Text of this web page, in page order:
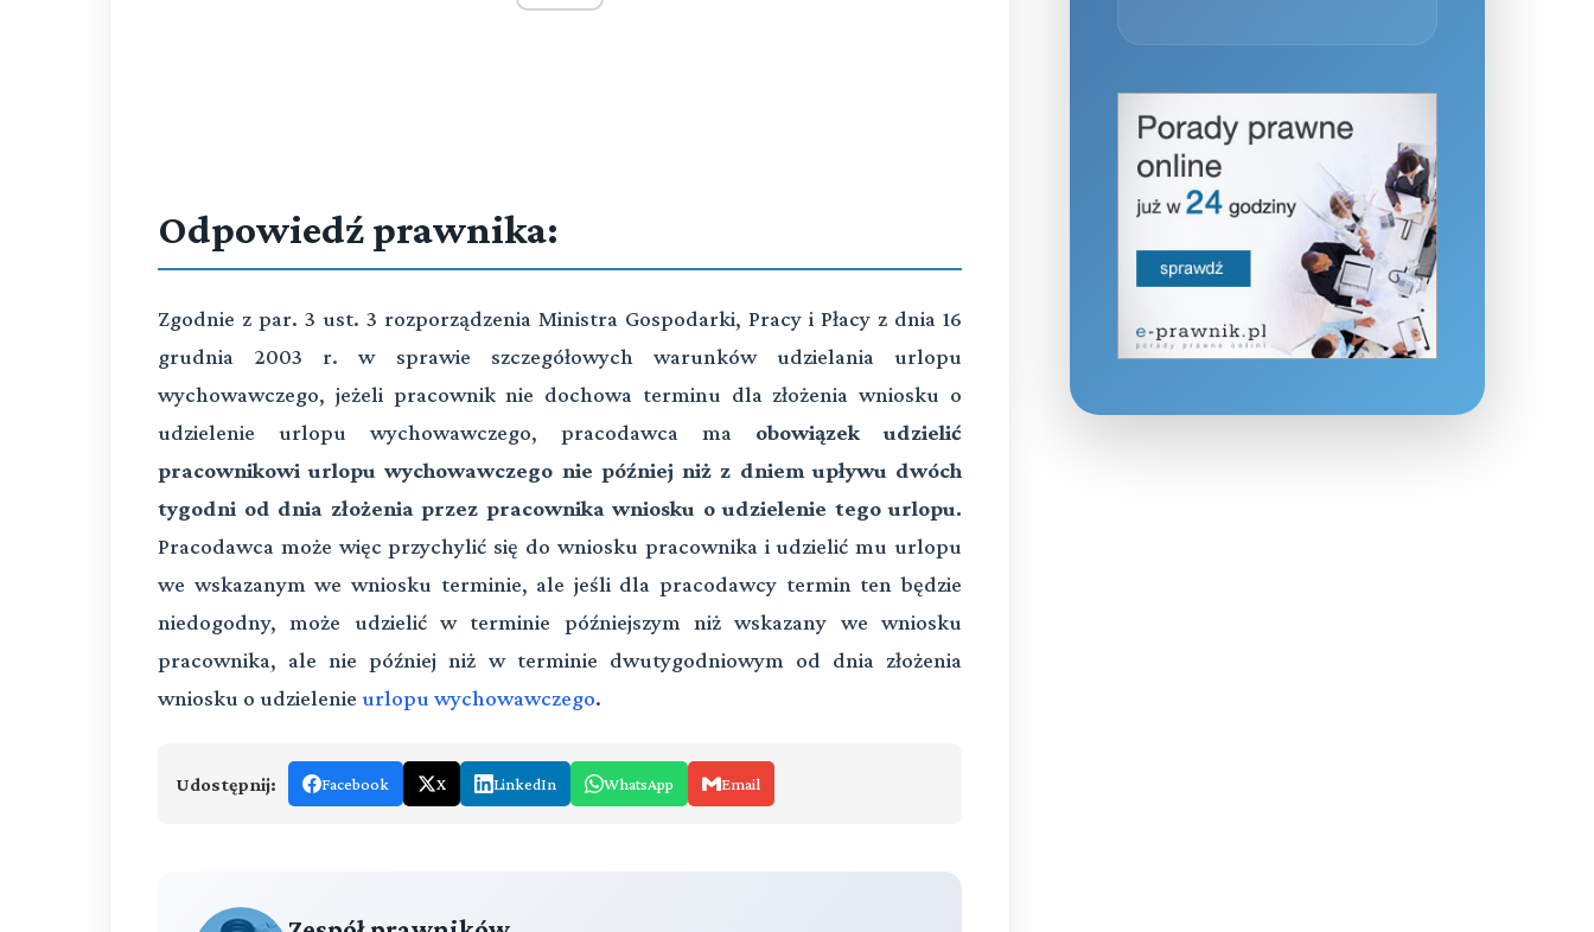
Odpowiedź prawnika:
Zgodnie z par. 3 ust. 3 rozporządzenia Ministra Gospodarki, Pracy i Płacy z dnia 16
grudnia 2003 r. w sprawie szczegółowych warunków udzielania urlopu
wychowawczego, jeżeli pracownik nie dochowa terminu dla złożenia wniosku o
udzielenie urlopu wychowawczego, pracodawca ma obowiązek udzielić
pracownikowi urlopu wychowawczego nie później niż z dniem upływu dwóch
tygodni od dnia złożenia przez pracownika wniosku o udzielenie tego urlopu.
Pracodawca może więc przychylić się do wniosku pracownika i udzielić mu urlopu
we wskazanym we wniosku terminie, ale jeśli dla pracodawcy termin ten będzie
niedogodny, może udzielić w terminie późniejszym niż wskazany we wniosku
pracownika, ale nie później niż w terminie dwutygodniowym od dnia złożenia
wniosku o udzielenie urlopu wychowawczego.
Udostępnij: Facebook X LinkedIn WhatsApp Email